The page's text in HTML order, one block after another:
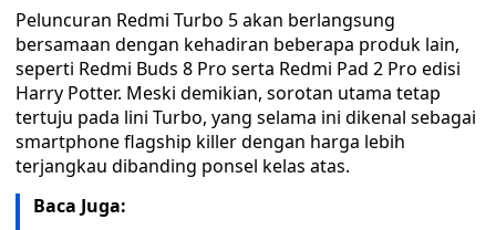
Peluncuran Redmi Turbo 5 akan berlangsung
bersamaan dengan kehadiran beberapa produk lain,
seperti Redmi Buds 8 Pro serta Redmi Pad 2 Pro edisi
Harry Potter. Meski demikian, sorotan utama tetap
tertuju pada lini Turbo, yang selama ini dikenal sebagai
smartphone flagship killer dengan harga lebih
terjangkau dibanding ponsel kelas atas.
Baca Juga: